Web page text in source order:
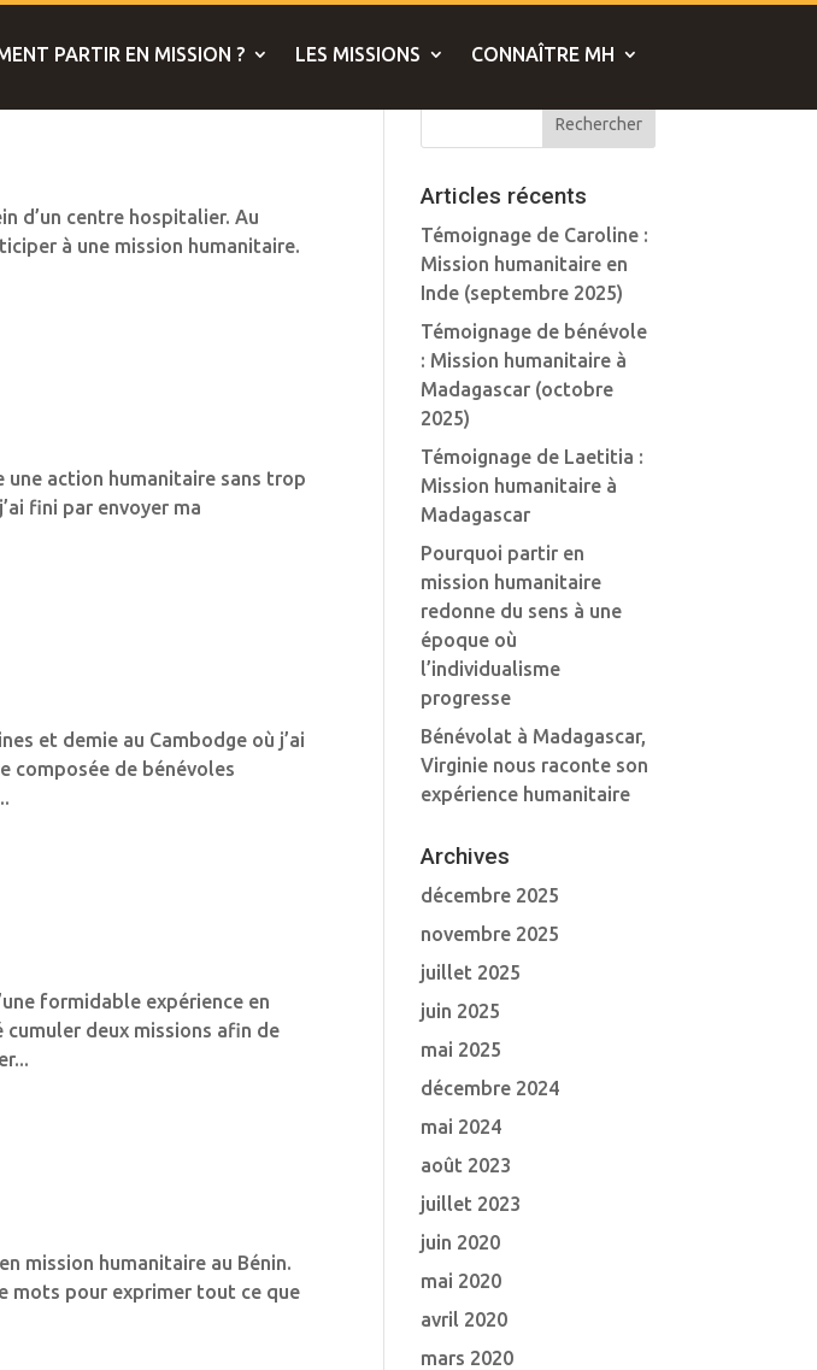
PARTIR EN MISSION ? LES MISSIONS CONNAÎTRE MH
d’un centre hospitalier. Au
à une mission humanitaire.
une action humanitaire sans trop
fini par envoyer ma
et demie au Cambodge où j’ai
composée de bénévoles
formidable expérience en
cumuler deux missions afin de
mission humanitaire au Bénin.
mots pour exprimer tout ce que
Articles récents
Témoignage de Caroline :
Mission humanitaire en
Inde (septembre 2025)
Témoignage de bénévole
: Mission humanitaire à
Madagascar (octobre
2025)
Témoignage de Laetitia :
Mission humanitaire à
Madagascar
Pourquoi partir en
mission humanitaire
redonne du sens à une
époque où
l’individualisme
progresse
Bénévolat à Madagascar,
Virginie nous raconte son
expérience humanitaire
Archives
décembre 2025
novembre 2025
juillet 2025
juin 2025
mai 2025
décembre 2024
mai 2024
août 2023
juillet 2023
juin 2020
mai 2020
avril 2020
mars 2020